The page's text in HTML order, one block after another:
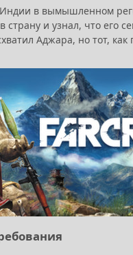
в вымышленном
страну и узнал, что его
Аджара, но тот,